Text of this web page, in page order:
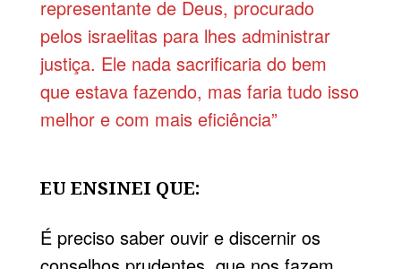
representante de Deus, procurado
pelos israelitas para lhes administrar
justiça. Ele nada sacrificaria do bem
que estava fazendo, mas faria tudo isso
melhor e com mais eficiência”
EU ENSINEI QUE:
É preciso saber ouvir e discernir os